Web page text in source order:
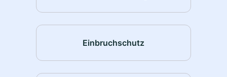
Einbruchschutz